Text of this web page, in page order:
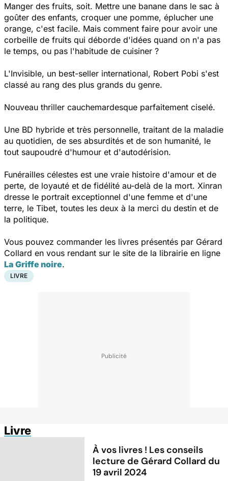
Manger des fruits, soit. Mettre une banane dans le sac à
goûter des enfants, croquer une pomme, éplucher une
orange, c'est facile. Mais comment faire pour avoir une
corbeille de fruits qui déborde d'idées quand on n'a pas
le temps, ou pas l'habitude de cuisiner ?
L'Invisible, un best-seller international, Robert Pobi s'est
classé au rang des plus grands du genre.
Nouveau thriller cauchemardesque parfaitement ciselé.
Une BD hybride et très personnelle, traitant de la maladie
au quotidien, de ses absurdités et de son humanité, le
tout saupoudré d'humour et d'autodérision.
Funérailles célestes est une vraie histoire d'amour et de
perte, de loyauté et de fidélité au-delà de la mort. Xinran
dresse le portrait exceptionnel d'une femme et d'une
terre, le Tibet, toutes les deux à la merci du destin et de
la politique.
Vous pouvez commander les livres présentés par Gérard
Collard en vous rendant sur le site de la librairie en ligne
La Griffe noire.
LIVRE
Livre
À vos livres ! Les conseils
lecture de Gérard Collard du
19 avril 2024